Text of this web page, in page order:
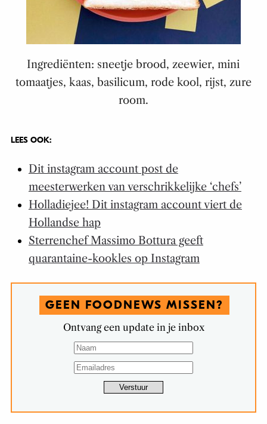
Ingrediënten: sneetje brood, zeewier, mini
tomaatjes, kaas, basilicum, rode kool, rijst, zure
room.
LEES OOK:
Dit instagram account post de
meesterwerken van verschrikkelijke ‘chefs’
Holladiejee! Dit instagram account viert de
Hollandse hap
Sterrenchef Massimo Bottura geeft
quarantaine-kookles op Instagram
GEEN FOODNEWS MISSEN?
Ontvang een update in je inbox